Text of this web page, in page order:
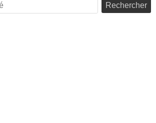
Rechercher